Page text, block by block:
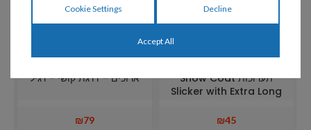
תערוכות Show Coat
Slicker with Extra Long
₪45
ארוכים – דרגת קושי – רגיל
₪79
Decline
Cookie Settings
Accept All